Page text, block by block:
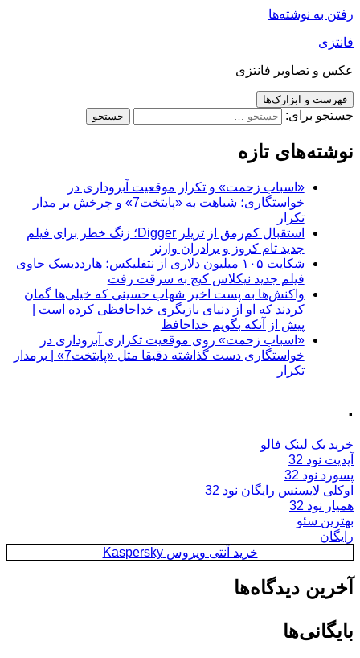
رفتن به نوشته‌ها
فانتزی
عکس و تصاویر فانتزی
فهرست و ابزارک‌ها
جستجو برای:
نوشته‌های تازه
«اسباب زحمت» و تکرار موقعیت آبروداری در
خواستگاری؛ شباهت به «پایتخت7» و چرخش بر مدار
تکرار
استقبال کم‌رمق از تریلر Digger؛ زنگ خطر برای فیلم
جدید تام کروز و برادران وارنر
شکایت ۱۰۵ میلیون دلاری از نتفلیکس؛ هارددیسک حاوی
فیلم جدید نیکلاس کیج به سرقت رفت
واکنش‌ها به پست اخیر شهاب حسینی که خیلی‌ها گمان
کردند که او از دنیای بازیگری خداحافظی کرده است |
پیش از آنکه بگویم خداحافظ
«اسباب زحمت» روی موقعیت تکراری آبروداری در
خواستگاری دست گذاشته دقیقا مثل «پایتخت7» | برمدار
تکرار
.
خرید بک لینک فالو
آپدیت نود 32
پسورد نود 32
اوکلی لایسنس رایگان نود 32
همیار نود 32
بهترین سئو
رایگان
خرید آنتی ویروس Kaspersky
آخرین دیدگاه‌ها
بایگانی‌ها